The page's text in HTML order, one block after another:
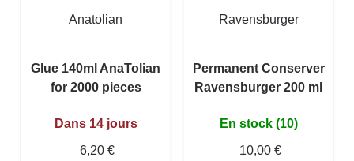
Anatolian
Glue 140ml AnaTolian
for 2000 pieces
Dans 14 jours
6,20 €
Ravensburger
Permanent Conserver
Ravensburger 200 ml
En stock (10)
10,00 €